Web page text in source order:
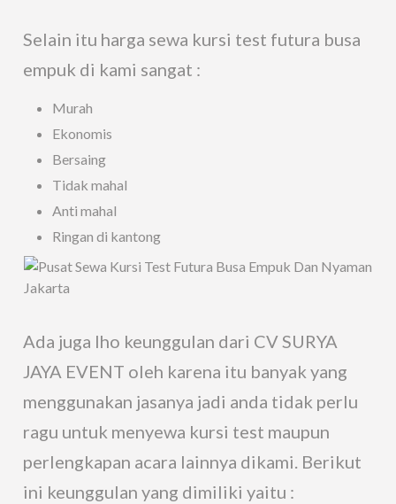
Selain itu harga sewa kursi test futura busa
empuk di kami sangat :
Murah
Ekonomis
Bersaing
Tidak mahal
Anti mahal
Ringan di kantong
Ada juga lho keunggulan dari CV SURYA
JAYA EVENT oleh karena itu banyak yang
menggunakan jasanya jadi anda tidak perlu
ragu untuk menyewa kursi test maupun
perlengkapan acara lainnya dikami. Berikut
ini keunggulan yang dimiliki yaitu :